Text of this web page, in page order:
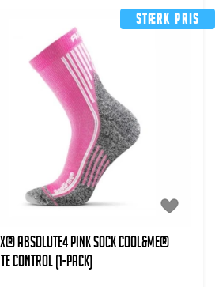
Stærk pris
Absolute4 Pink Sock Cool&Me®
control (1-pack)